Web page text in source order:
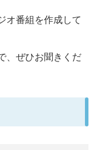
オ番組を作成して
、ぜひお聞きくだ